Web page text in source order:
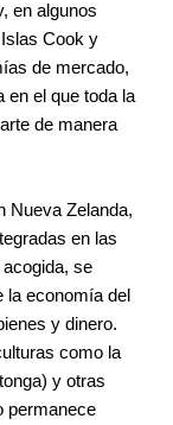
en algunos
Cook y
de mercado,
en el que toda la
de manera
Nueva Zelanda,
en las
se
la economía del
y dinero.
como la
y otras
permanece